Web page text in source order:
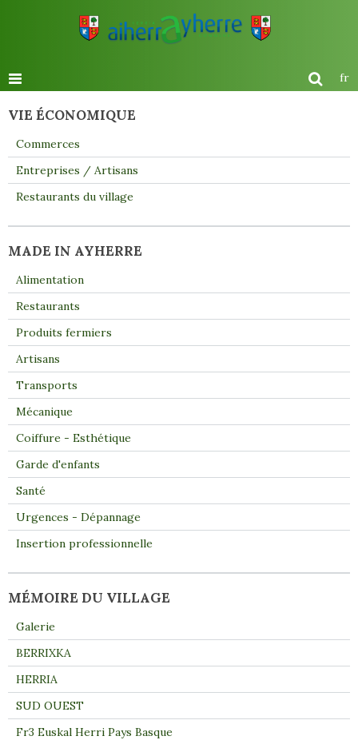
fr
VIE ÉCONOMIQUE
Commerces
Entreprises / Artisans
Restaurants du village
MADE IN AYHERRE
Alimentation
Restaurants
Produits fermiers
Artisans
Transports
Mécanique
Coiffure - Esthétique
Garde d'enfants
Santé
Urgences - Dépannage
Insertion professionnelle
MÉMOIRE DU VILLAGE
Galerie
BERRIXKA
HERRIA
SUD OUEST
Fr3 Euskal Herri Pays Basque